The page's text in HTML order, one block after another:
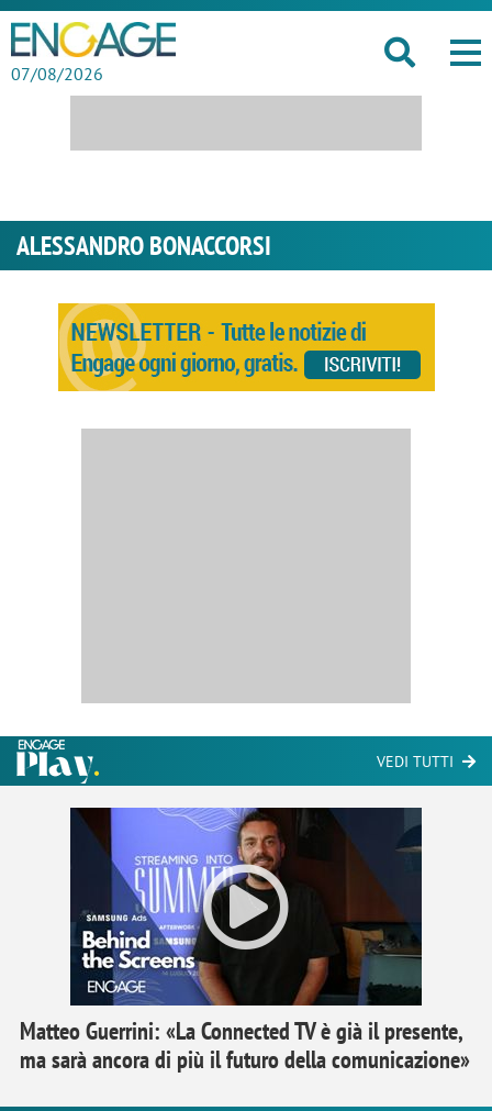
07/08/2026
ALESSANDRO BONACCORSI
VEDI TUTTI
Matteo Guerrini: «La Connected TV è già il presente,
ma sarà ancora di più il futuro della comunicazione»